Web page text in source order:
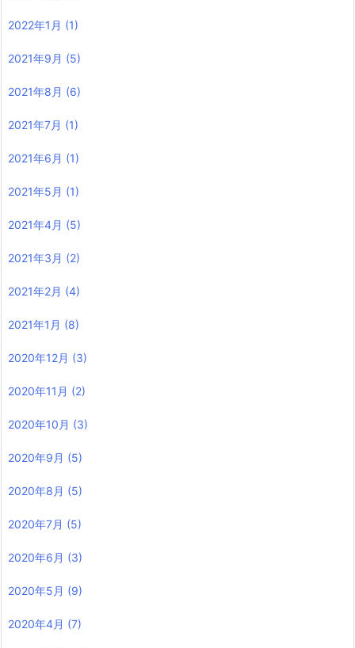
2022年1月 (1)
2021年9月 (5)
2021年8月 (6)
2021年7月 (1)
2021年6月 (1)
2021年5月 (1)
2021年4月 (5)
2021年3月 (2)
2021年2月 (4)
2021年1月 (8)
2020年12月 (3)
2020年11月 (2)
2020年10月 (3)
2020年9月 (5)
2020年8月 (5)
2020年7月 (5)
2020年6月 (3)
2020年5月 (9)
2020年4月 (7)